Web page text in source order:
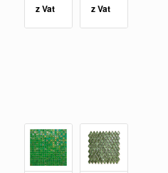
z Vat z Vat